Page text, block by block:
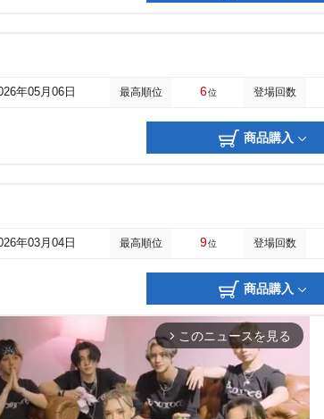
年05月06日 最高順位 6位 登場回数
商品購入
年03月04日 最高順位 9位 登場回数
商品購入
arrow_forward_ios このニュースを見る